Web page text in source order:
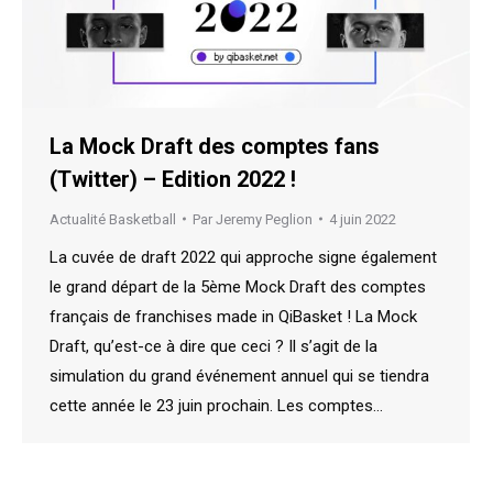
La Mock Draft des comptes fans
(Twitter) – Edition 2022 !
Actualité Basketball Par Jeremy Peglion 4 juin 2022
La cuvée de draft 2022 qui approche signe également
le grand départ de la 5ème Mock Draft des comptes
français de franchises made in QiBasket ! La Mock
Draft, qu’est-ce à dire que ceci ? Il s’agit de la
simulation du grand événement annuel qui se tiendra
cette année le 23 juin prochain. Les comptes…